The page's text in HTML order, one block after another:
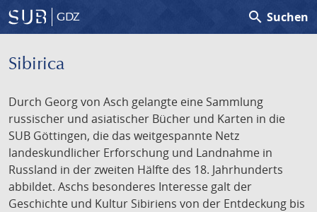
GDZ search Suchen
Sibirica
Durch Georg von Asch gelangte eine Sammlung
russischer und asiatischer Bücher und Karten in die
SUB Göttingen, die das weitgespannte Netz
landeskundlicher Erforschung und Landnahme in
Russland in der zweiten Hälfte des 18. Jahrhunderts
abbildet. Aschs besonderes Interesse galt der
Geschichte und Kultur Sibiriens von der Entdeckung bis